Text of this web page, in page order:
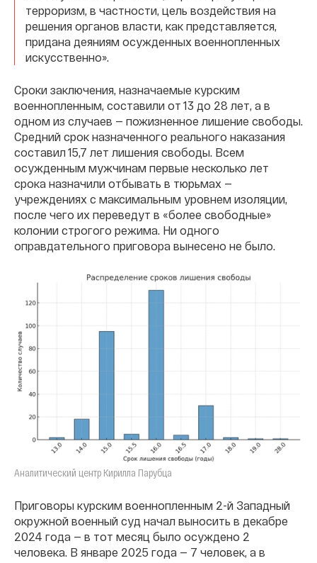
терроризм, в частности, цель воздействия на
решения органов власти, как представляется,
придана деяниям осужденных военнопленных
искусственно».
Сроки заключения, назначаемые курским
военнопленным, составили от 13 до 28 лет, а в
одном из случаев — пожизненное лишение свободы.
Средний срок назначенного реального наказания
составил 15,7 лет лишения свободы. Всем
осужденным мужчинам первые несколько лет
срока назначили отбывать в тюрьмах —
учреждениях с максимальным уровнем изоляции,
после чего их переведут в «более свободные»
колонии строгого режима. Ни одного
оправдательного приговора вынесено не было.
Аналитический центр Кирилла Парубца
Приговоры курским военнопленным 2-й Западный
окружной военный суд начал выносить в декабре
2024 года — в тот месяц было осуждено 2
человека. В январе 2025 года — 7 человек, а в